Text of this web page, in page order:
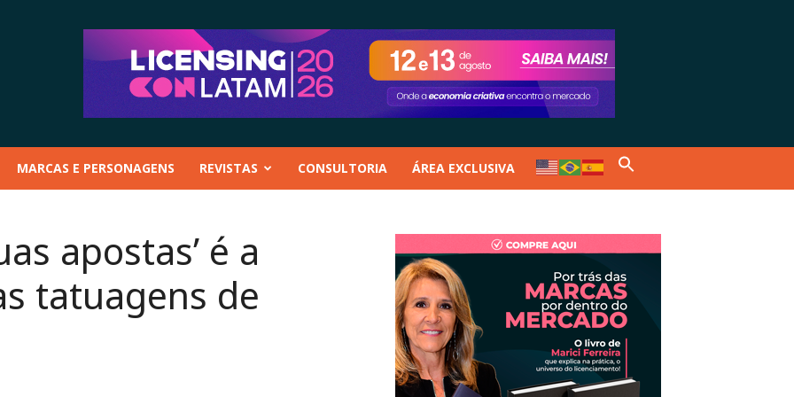
MARCAS E PERSONAGENS REVISTAS CONSULTORIA ÁREA EXCLUSIVA
apostas’ é a
tatuagens de